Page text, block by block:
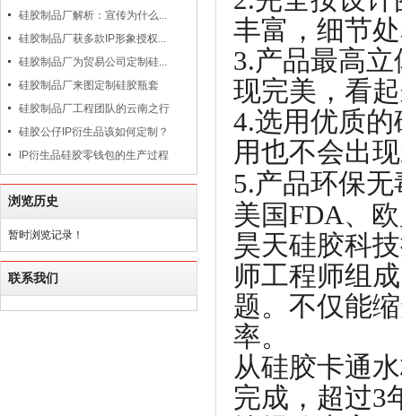
硅胶制品厂解析：宣传为什么...
硅胶制品厂获多款IP形象授权...
硅胶制品厂为贸易公司定制硅...
硅胶制品厂来图定制硅胶瓶套
硅胶制品厂工程团队的云南之行
硅胶公仔IP衍生品该如何定制？
IP衍生品硅胶零钱包的生产过程
浏览历史
暂时浏览记录！
联系我们
丰富，细节
3.产品最高
现完美，看
4.选用优质
用也不会出
5.产品环保无
美国FDA、
昊天硅胶科
师工程师组
题。不仅能
率。
从硅胶卡通
完成，超过3